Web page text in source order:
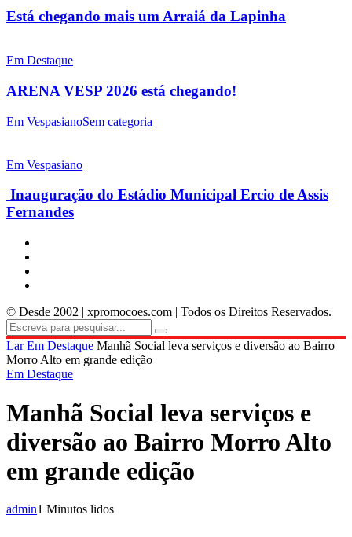
Está chegando mais um Arraiá da Lapinha
Em Destaque
ARENA VESP 2026 está chegando!
Em VespasianoSem categoria
Em Vespasiano
Inauguração do Estádio Municipal Ercio de Assis
Fernandes
© Desde 2002 | xpromocoes.com | Todos os Direitos Reservados.
LarEm Destaque Manhã Social leva serviços e diversão ao Bairro
Morro Alto em grande edição
Em Destaque
Manhã Social leva serviços e
diversão ao Bairro Morro Alto
em grande edição
admin1 Minutos lidos